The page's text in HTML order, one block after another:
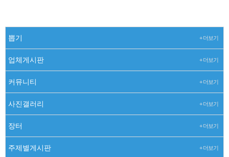
뽑기 + 더보기
업체게시판 + 더보기
커뮤니티 + 더보기
사진갤러리 + 더보기
장터 + 더보기
주제별게시판 + 더보기